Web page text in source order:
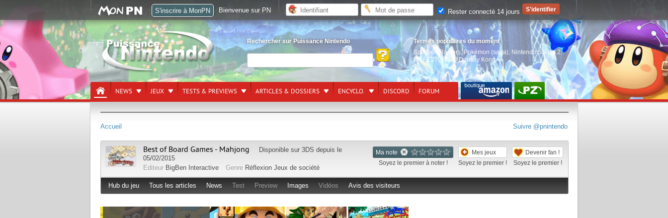
Rechercher sur Puissance Nintendo
Termes populaires du moment
Splatoon Raiders, Pokémon (saga) Nintendo Switch 2,
EA FC27,LEGO Donkey Kong
NEWS JEUX TESTS & PREVIEWS ARTICLES & DOSSIERS ENCYCLO. DISCORD FORUM
Suivre @pnintendo
Accueil
Ma note
Soyez le premier à noter !
Mes jeux
Soyez le premier !
Devenir fan !
Soyez le premier !
Best of Board Games - Mahjong Disponible sur 3DS depuis le
05/02/2015
Editeur BigBen Interactive Genre Réflexion Jeux de société
Hub du jeu Tous les articles News Test Preview Images Vidéos Avis des visiteurs
S'inscrire à MonPN Bienvenue sur PN Rester connecté 14 jours